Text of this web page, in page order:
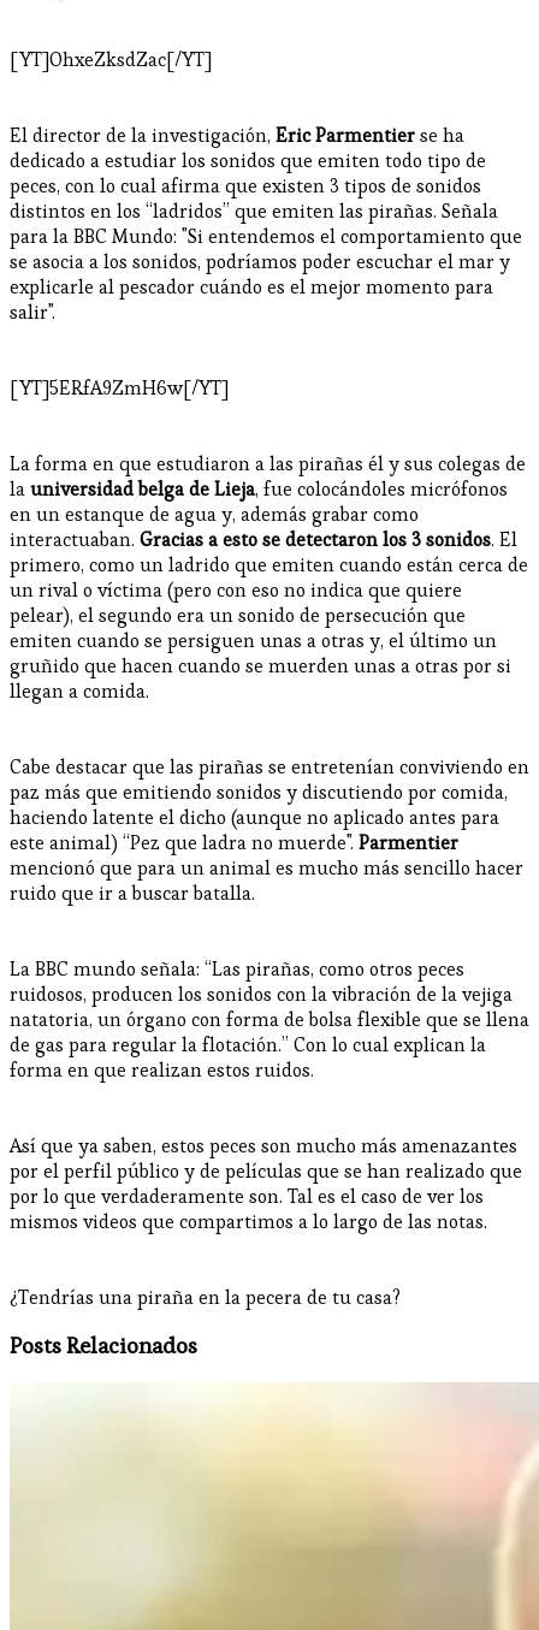
[YT]OhxeZksdZac[/YT]
El director de la investigación, Eric Parmentierse ha
dedicado a estudiar los sonidos que emiten todo tipo de
peces, con lo cual afirma que existen 3 tipos de sonidos
distintos en los “ladridos” que emiten las pirañas. Señala
para la BBC Mundo: "Si entendemos el comportamiento que
se asocia a los sonidos, podríamos poder escuchar el mar y
explicarle al pescador cuándo es el mejor momento para
salir".
[YT]5ERfA9ZmH6w[/YT]
La forma en que estudiaron a las pirañas él y sus colegas de
launiversidad belga de Lieja, fue colocándoles micrófonos
en un estanque de agua y, además grabar como
interactuaban. Gracias a esto se detectaron los 3 sonidos. El
primero, como un ladrido que emiten cuando están cerca de
un rival o víctima (pero con eso no indica que quiere
pelear), el segundo era un sonido de persecución que
emiten cuando se persiguen unas a otras y, el último un
gruñido que hacen cuando se muerden unas a otras por si
llegan a comida.
Cabe destacar que las pirañas se entretenían conviviendo en
paz más que emitiendo sonidos y discutiendo por comida,
haciendo latente el dicho (aunque no aplicado antes para
este animal) “Pez que ladra no muerde". Parmentier
mencionó que para un animal es mucho más sencillo hacer
ruido que ir a buscar batalla.
La BBC mundo señala: “Las pirañas, como otros peces
ruidosos, producen los sonidos con la vibración de la vejiga
natatoria, un órgano con forma de bolsa flexible que se llena
de gas para regular la flotación.” Con lo cual explican la
forma en que realizan estos ruidos.
Así que ya saben, estos peces son mucho más amenazantes
por el perfil público y de películas que se han realizado que
por lo que verdaderamente son. Tal es el caso de ver los
mismos videos que compartimos a lo largo de las notas.
¿Tendrías una piraña en la pecera de tu casa?
Posts Relacionados